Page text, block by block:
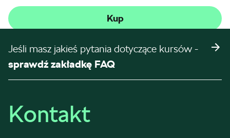
Kup
Jeśli masz jakieś pytania dotyczące kursów -
sprawdź zakładkę FAQ
Kontakt